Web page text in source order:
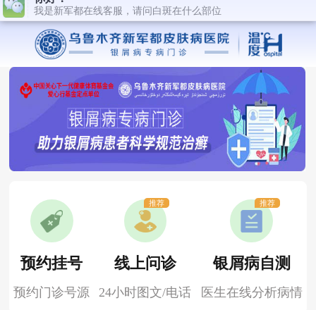
预约挂号
预约门诊号源
线上问诊
24小时图文/电话
推荐
银屑病自测
医生在线分析病情
推荐